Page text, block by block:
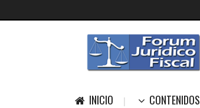
INICIO CONTENIDOS